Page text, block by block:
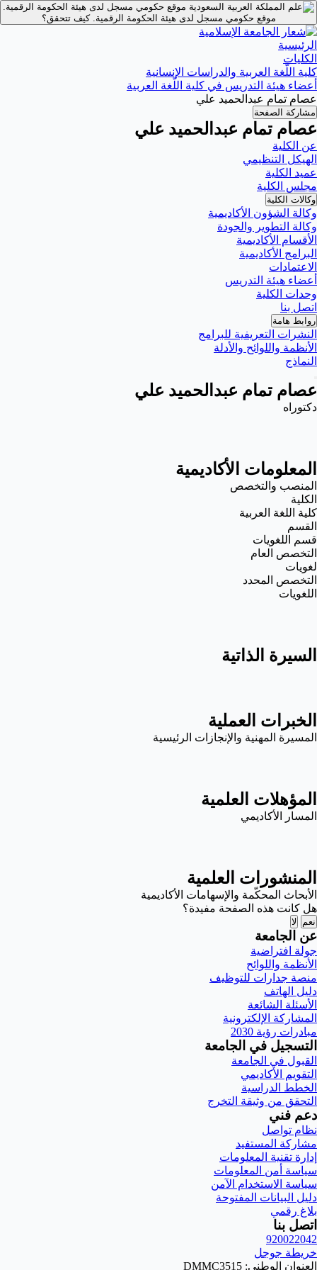
موقع حكومي مسجل لدى هيئة الحكومة الرقمية.
موقع حكومي مسجل لدى هيئة الحكومة الرقمية.كيف تتحقق؟
الرئيسية
الكليات
كلية اللّغة العربية والدراسات الإنسانية
أعضاء هيئة التدريس في كلية اللّغة العربية
عصام تمام عبدالحميد علي
مشاركة الصفحة
عصام تمام عبدالحميد علي
عن الكلية
الهيكل التنظيمي
عميد الكلية
مجلس الكلية
وكالات الكلية
وكالة الشؤون الأكاديمية
وكالة التطوير والجودة
الأقسام الأكاديمية
البرامج الأكاديمية
الاعتمادات
أعضاء هيئة التدريس
وحدات الكلية
اتصل بنا
روابط هامة
النشرات التعريفية للبرامج
الأنظمة واللوائح والأدلة
النماذج
عصام تمام عبدالحميد علي
دكتوراه
المعلومات الأكاديمية
المنصب والتخصص
الكلية
كلية اللغة العربية
القسم
قسم اللغويات
التخصص العام
لغويات
التخصص المحدد
اللغويات
السيرة الذاتية
الخبرات العملية
المسيرة المهنية والإنجازات الرئيسية
المؤهلات العلمية
المسار الأكاديمي
المنشورات العلمية
الأبحاث المحكّمة والإسهامات الأكاديمية
هل كانت هذه الصفحة مفيدة؟
نعم لا
عن الجامعة
جولة افتراضية
الأنظمة واللوائح
منصة جدارات للتوظيف
دليل الهاتف
الأسئلة الشائعة
المشاركة الإلكترونية
مبادرات رؤية 2030
التسجيل في الجامعة
القبول في الجامعة
التقويم الأكاديمي
الخطط الدراسية
التحقق من وثيقة التخرج
دعم فني
نظام تواصل
مشاركة المستفيد
إدارة تقنية المعلومات
سياسة أمن المعلومات
سياسة الاستخدام الآمن
دليل البيانات المفتوحة
بلاغ رقمي
اتصل بنا
920022042
خريطة جوجل
العنوان الوطني: DMMC3515